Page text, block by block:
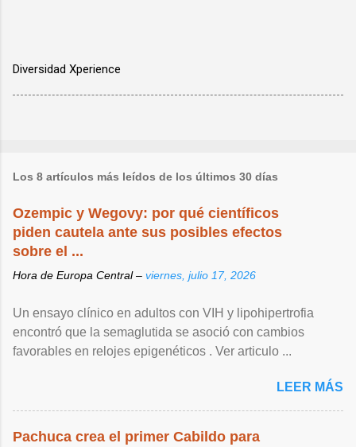
Diversidad Xperience
Los 8 artículos más leídos de los últimos 30 días
Ozempic y Wegovy: por qué científicos
piden cautela ante sus posibles efectos
sobre el ...
Hora de Europa Central – viernes, julio 17, 2026
Un ensayo clínico en adultos con VIH y lipohipertrofia
encontró que la semaglutida se asoció con cambios
favorables en relojes epigenéticos . Ver articulo ...
LEER MÁS
Pachuca crea el primer Cabildo para